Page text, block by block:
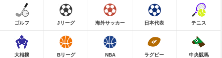
ゴルフ Jリーグ 海外サッカー 日本代表 テニス
大相撲 Bリーグ NBA ラグビー 中央競馬